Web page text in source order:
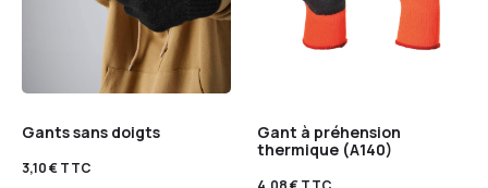
Gants sans doigts
3,10€TTC
Gant à préhension
thermique (A140)